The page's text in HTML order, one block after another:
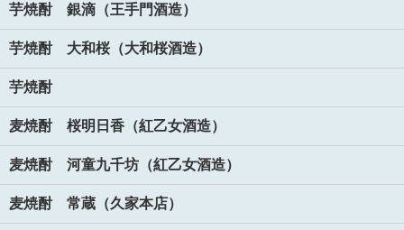
芋焼酎 銀滴（王手門酒造）
芋焼酎 大和桜（大和桜酒造）
芋焼酎
麦焼酎 桜明日香（紅乙女酒造）
麦焼酎 河童九千坊（紅乙女酒造）
麦焼酎 常蔵（久家本店）